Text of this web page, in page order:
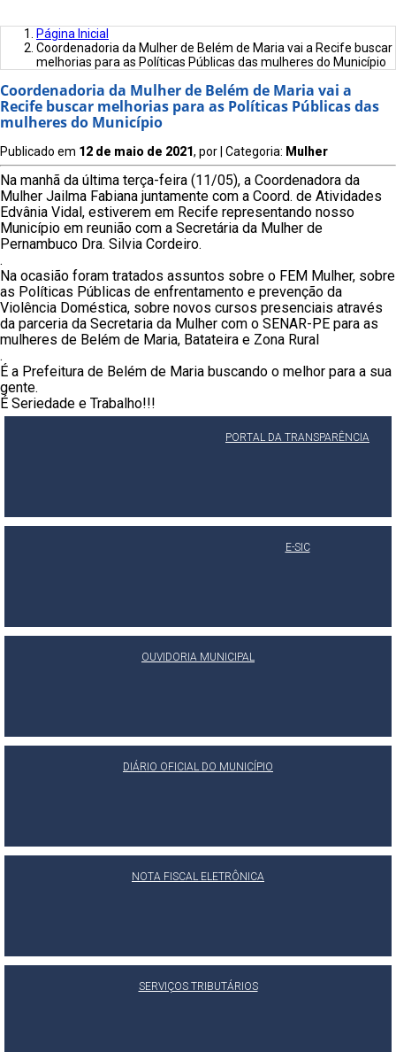
Página Inicial
Coordenadoria da Mulher de Belém de Maria vai a Recife buscar
melhorias para as Políticas Públicas das mulheres do Município
Coordenadoria da Mulher de Belém de Maria vai a
Recife buscar melhorias para as Políticas Públicas das
mulheres do Município
Publicado em 12 de maio de 2021, por | Categoria: Mulher
Na manhã da última terça-feira (11/05), a Coordenadora da
Mulher Jailma Fabiana juntamente com a Coord. de Atividades
Edvânia Vidal, estiverem em Recife representando nosso
Município em reunião com a Secretária da Mulher de
Pernambuco Dra. Silvia Cordeiro.
.
Na ocasião foram tratados assuntos sobre o FEM Mulher, sobre
as Políticas Públicas de enfrentamento e prevenção da
Violência Doméstica, sobre novos cursos presenciais através
da parceria da Secretaria da Mulher com o SENAR-PE para as
mulheres de Belém de Maria, Batateira e Zona Rural
.
É a Prefeitura de Belém de Maria buscando o melhor para a sua
gente.
É Seriedade e Trabalho!!!
PORTAL DA TRANSPARÊNCIA
E-SIC
OUVIDORIA MUNICIPAL
DIÁRIO OFICIAL DO MUNICÍPIO
NOTA FISCAL ELETRÔNICA
SERVIÇOS TRIBUTÁRIOS